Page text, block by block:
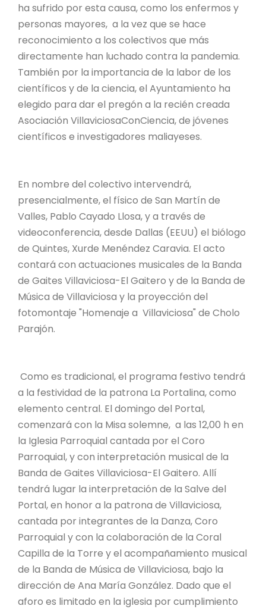
ha sufrido por esta causa, como los enfermos y
personas mayores, a la vez que se hace
reconocimiento a los colectivos que más
directamente han luchado contra la pandemia.
También por la importancia de la labor de los
científicos y de la ciencia, el Ayuntamiento ha
elegido para dar el pregón a la recién creada
Asociación VillaviciosaConCiencia, de jóvenes
científicos e investigadores maliayeses.
En nombre del colectivo intervendrá,
presencialmente, el físico de San Martín de
Valles, Pablo Cayado Llosa, y a través de
videoconferencia, desde Dallas (EEUU) el biólogo
de Quintes, Xurde Menéndez Caravia. El acto
contará con actuaciones musicales de la Banda
de Gaites Villaviciosa-El Gaitero y de la Banda de
Música de Villaviciosa y la proyección del
fotomontaje "Homenaje a Villaviciosa" de Cholo
Parajón.
Como es tradicional, el programa festivo tendrá
a la festividad de la patrona La Portalina, como
elemento central. El domingo del Portal,
comenzará con la Misa solemne, a las 12,00 h en
la Iglesia Parroquial cantada por el Coro
Parroquial, y con interpretación musical de la
Banda de Gaites Villaviciosa-El Gaitero. Allí
tendrá lugar la interpretación de la Salve del
Portal, en honor a la patrona de Villaviciosa,
cantada por integrantes de la Danza, Coro
Parroquial y con la colaboración de la Coral
Capilla de la Torre y el acompañamiento musical
de la Banda de Música de Villaviciosa, bajo la
dirección de Ana María González. Dado que el
aforo es limitado en la iglesia por cumplimiento